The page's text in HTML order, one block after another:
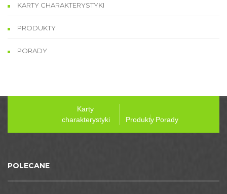
KARTY CHARAKTERYSTYKI
PRODUKTY
PORADY
Karty
charakterystyki
Produkty Porady
POLECANE